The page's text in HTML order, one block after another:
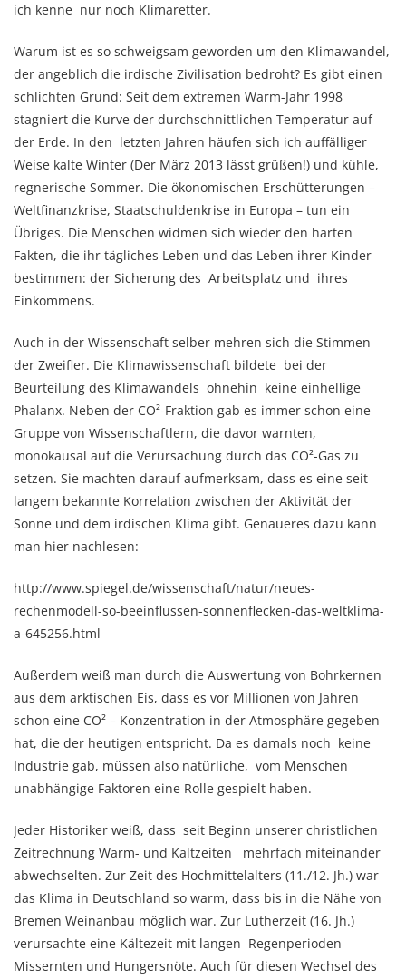
ich kenne nur noch Klimaretter.
Warum ist es so schweigsam geworden um den Klimawandel,
der angeblich die irdische Zivilisation bedroht? Es gibt einen
schlichten Grund: Seit dem extremen Warm-Jahr 1998
stagniert die Kurve der durchschnittlichen Temperatur auf
der Erde. In den letzten Jahren häufen sich ich auffälliger
Weise kalte Winter (Der März 2013 lässt grüßen!) und kühle,
regnerische Sommer. Die ökonomischen Erschütterungen –
Weltfinanzkrise, Staatschuldenkrise in Europa – tun ein
Übriges. Die Menschen widmen sich wieder den harten
Fakten, die ihr tägliches Leben und das Leben ihrer Kinder
bestimmen: der Sicherung des Arbeitsplatz und ihres
Einkommens.
Auch in der Wissenschaft selber mehren sich die Stimmen
der Zweifler. Die Klimawissenschaft bildete bei der
Beurteilung des Klimawandels ohnehin keine einhellige
Phalanx. Neben der CO²-Fraktion gab es immer schon eine
Gruppe von Wissenschaftlern, die davor warnten,
monokausal auf die Verursachung durch das CO²-Gas zu
setzen. Sie machten darauf aufmerksam, dass es eine seit
langem bekannte Korrelation zwischen der Aktivität der
Sonne und dem irdischen Klima gibt. Genaueres dazu kann
man hier nachlesen:
http://www.spiegel.de/wissenschaft/natur/neues-
rechenmodell-so-beeinflussen-sonnenflecken-das-weltklima-
a-645256.html
Außerdem weiß man durch die Auswertung von Bohrkernen
aus dem arktischen Eis, dass es vor Millionen von Jahren
schon eine CO² – Konzentration in der Atmosphäre gegeben
hat, die der heutigen entspricht. Da es damals noch keine
Industrie gab, müssen also natürliche, vom Menschen
unabhängige Faktoren eine Rolle gespielt haben.
Jeder Historiker weiß, dass seit Beginn unserer christlichen
Zeitrechnung Warm- und Kaltzeiten mehrfach miteinander
abwechselten. Zur Zeit des Hochmittelalters (11./12. Jh.) war
das Klima in Deutschland so warm, dass bis in die Nähe von
Bremen Weinanbau möglich war. Zur Lutherzeit (16. Jh.)
verursachte eine Kältezeit mit langen Regenperioden
Missernten und Hungersnöte. Auch für diesen Wechsel des